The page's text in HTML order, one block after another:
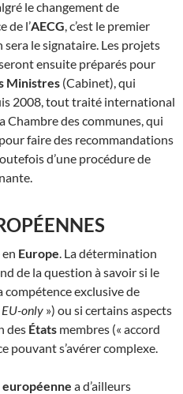
le changement de
de l’AECG, c’est le premier
sera le signataire. Les projets
ensuite préparés pour
Ministres (Cabinet), qui
2008, tout traité international
Chambre des communes, qui
faire des recommandations
d’une procédure de
Europe. La détermination
de la question à savoir si le
compétence exclusive de
EU-only ») ou si certains aspects
des États membres (« accord
pouvant s’avérer complexe.
européenne a d’ailleurs